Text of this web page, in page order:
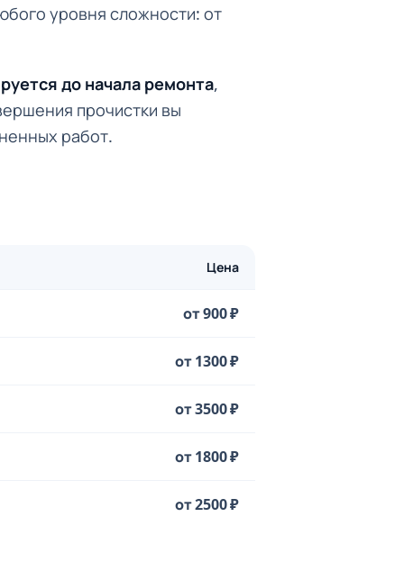
уровня сложности: от
до начала ремонта,
прочистки вы
работ.
Цена
от 900 ₽
от 1300 ₽
от 3500 ₽
от 1800 ₽
от 2500 ₽